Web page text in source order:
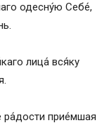
одесну́ю Себе́,
лица́ вся́ку
прие́мшая